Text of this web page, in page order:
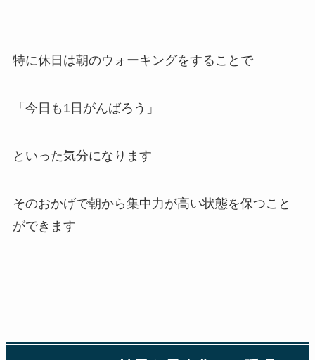
特に休日は朝のウォーキングをすることで
「今日も1日がんばろう」
といった気分になります
そのおかげで朝から集中力が高い状態を保つこと
ができます